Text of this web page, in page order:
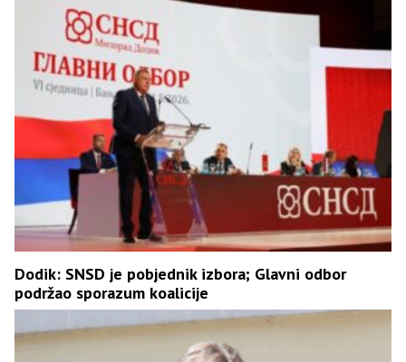
Dodik: SNSD je pobjednik izbora; Glavni odbor
podržao sporazum koalicije